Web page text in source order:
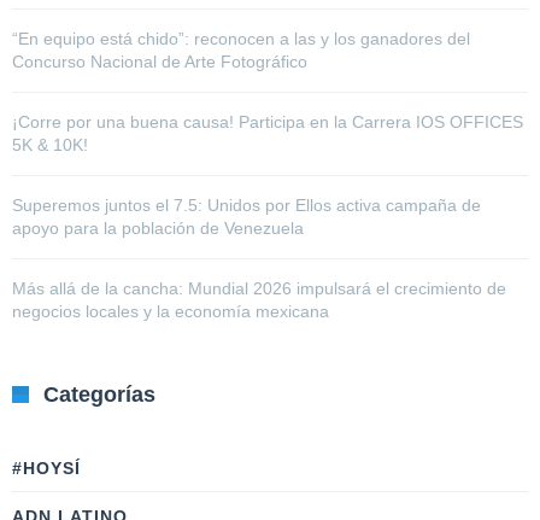
“En equipo está chido”: reconocen a las y los ganadores del
Concurso Nacional de Arte Fotográfico
¡Corre por una buena causa! Participa en la Carrera IOS OFFICES
5K & 10K!
Superemos juntos el 7.5: Unidos por Ellos activa campaña de
apoyo para la población de Venezuela
Más allá de la cancha: Mundial 2026 impulsará el crecimiento de
negocios locales y la economía mexicana
Categorías
#HOYSÍ